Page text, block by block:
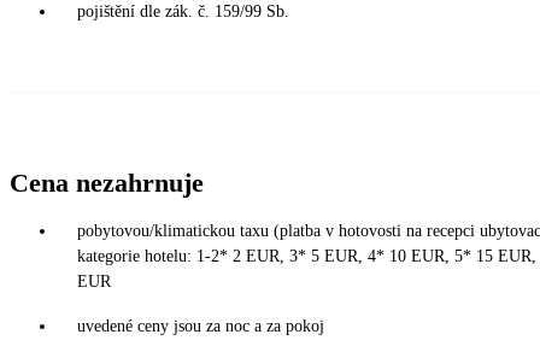
pojištění dle zák. č. 159/99 Sb.
Cena nezahrnuje
pobytovou/klimatickou taxu (platba v hotovosti na recepci
kategorie hotelu: 1-2* 2 EUR, 3* 5 EUR, 4* 10 EUR, 5* 15 EUR,
EUR
uvedené ceny jsou za noc a za pokoj